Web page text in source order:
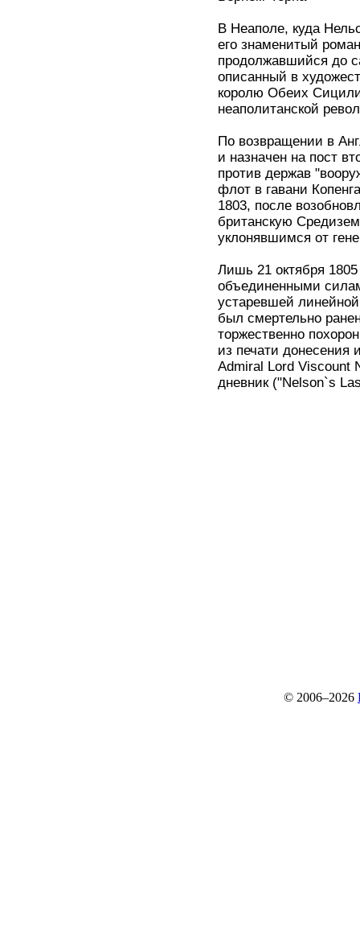
В Неаполе, куда
его знаменитый
продолжавшийся до
описанный в
королю Обеих
неаполитанской
По возвращении в
и назначен на пост
против держав
флот в гавани
1803, после
британскую
уклонявшимся от
Лишь 21 октября
объединенными
устаревшей
был смертельно
торжественно
из печати донесения
Admiral Lord Viscount
дневник ("Nelson`s
© 2006–2026